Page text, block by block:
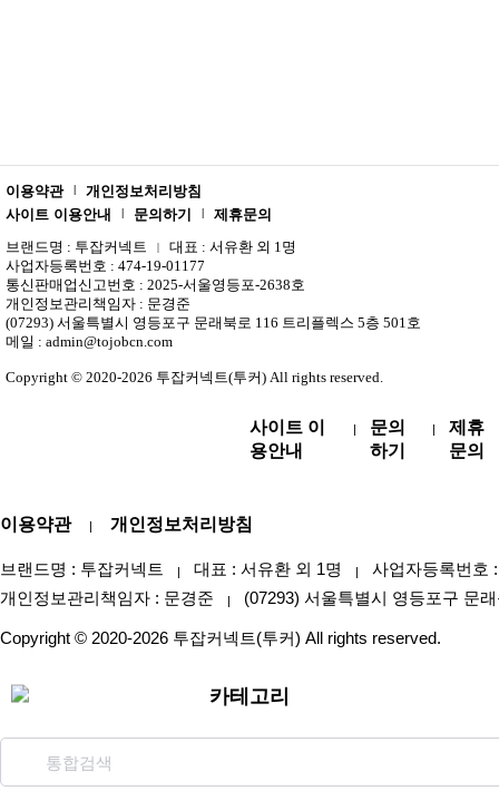
이용약관
개인정보처리방침
사이트 이용안내
문의하기 제휴문의
브랜드명 : 투잡커넥트 |
대표 : 서유환 외 1명
사업자등록번호 : 474-19-01177
통신판매업신고번호 : 2025-서울영등포-2638호
개인정보관리책임자 : 문경준
(07293) 서울특별시 영등포구 문래북로 116 트리플렉스 5층 501호
메일 : admin@tojobcn.com
Copyright © 2020-2026 투잡커넥트(투커) All rights reserved.
사이트 이
용안내
| 문의
하기
|제휴
문의
이용약관 | 개인정보처리방침
브랜드명 : 투잡커넥트 | 대표 : 서유환 외 1명 | 사업자등록번호
개인정보관리책임자 : 문경준 | (07293) 서울특별시 영등포구 문
Copyright © 2020-2026 투잡커넥트(투커) All rights reserved.
카테고리